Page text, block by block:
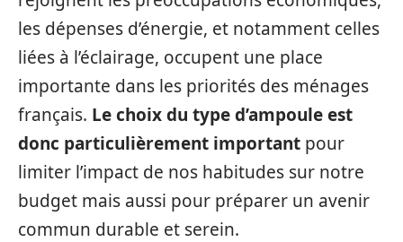
les dépenses d’énergie, et notamment celles
liées à l’éclairage, occupent une place
importante dans les priorités des ménages
français. Le choix du type d’ampoule est
donc particulièrement important pour
limiter l’impact de nos habitudes sur notre
budget mais aussi pour préparer un avenir
commun durable et serein.